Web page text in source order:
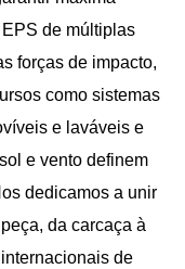
de múltiplas
forças de impacto,
como sistemas
e laváveis ​​e
e vento definem
dedicamos a unir
da carcaça à
de